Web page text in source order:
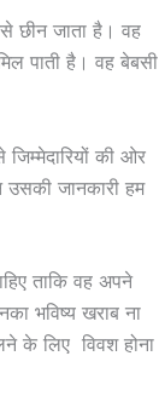
छीन जाता है। वह
पाती है। वह बेबसी
की ओर
जानकारी हम
ताकि वह अपने
भविष्य खराब ना
के लिए विवश होना